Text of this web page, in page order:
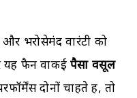
और भरोसेमंद वारंटी को
यह फैन वाकई पैसा वसूल
दोनों चाहते हैं, तो